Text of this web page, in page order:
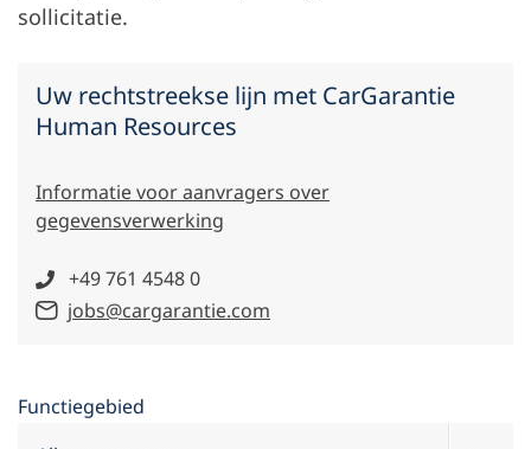
sollicitatie.
Uw rechtstreekse lijn met CarGarantie
Human Resources
Informatie voor aanvragers over
gegevensverwerking
+49 761 4548 0
jobs@cargarantie.com
Filter open posities
Functiegebied